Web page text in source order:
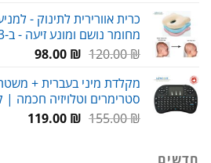
עד
כרית אוורירית לתינוק -
מחומר נושם ומונע זיעה - ב-3 צבעים
120.00₪
המחיר
היה:
120.00 ₪.
98.00 ₪
המחיר
הוא:
98.00 ₪.
מקלדת מיני בעברית +
סטרימרים וטלויזיה חכמה
155.00₪
המחיר119.00 ₪
המחיר
חדשים